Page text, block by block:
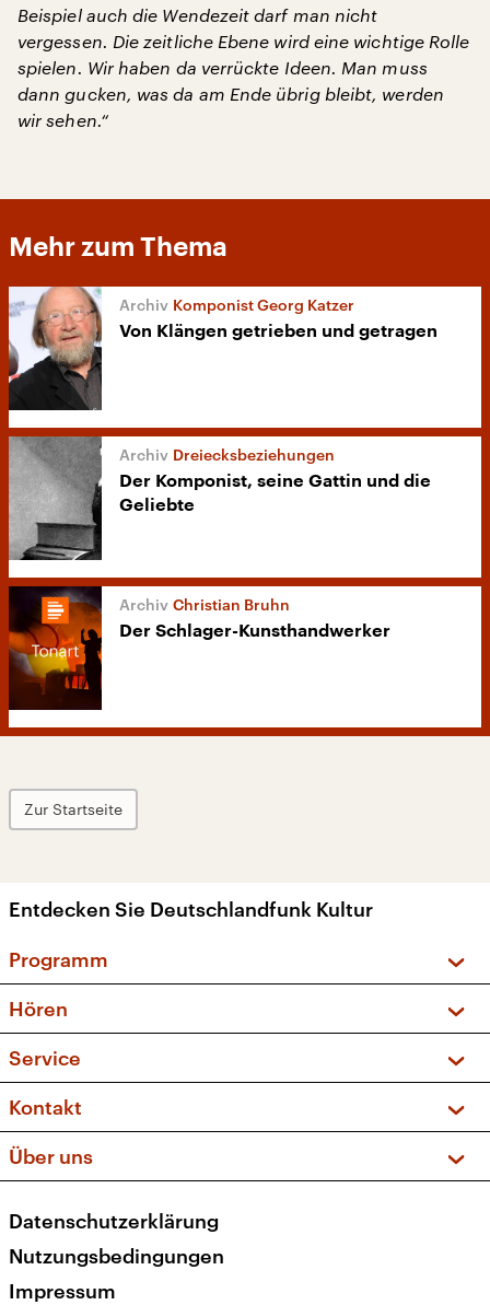
Beispiel auch die Wendezeit darf man nicht
vergessen. Die zeitliche Ebene wird eine wichtige Rolle
spielen. Wir haben da verrückte Ideen. Man muss
dann gucken, was da am Ende übrig bleibt, werden
wir sehen.“
Mehr zum Thema
Komponist Georg Katzer
Von Klängen getrieben und getragen
Dreiecksbeziehungen
Der Komponist, seine Gattin und die
Geliebte
Christian Bruhn
Der Schlager-Kunsthandwerker
Zur Startseite
Entdecken Sie Deutschlandfunk Kultur
Programm
Sendungen und Podcasts
Musikliste
Kakadu – Das Kinderprogramm
Hören
Frequenzen (UKW + DAB+)
Service
FAQ
Apps
Newsletter
Veranstaltungen
Kontakt
Social Media
Über uns
Presse
Karriere
Datenschutzerklärung
Nutzungsbedingungen
Impressum